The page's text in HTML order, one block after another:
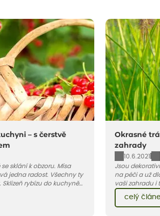
– s čerstvě
sklání k obzoru. Mísa
jedna radost. Všechny ty
rybízu do kuchyně
trochu bezstarostnosti
koláče s rybízem.
Okrasné
zahrady
10.6.2021
Jsou
na péči a už
vaši zahradu i
jedna z
celý